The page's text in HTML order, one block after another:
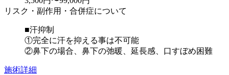
リスク・副作用・合併症について
■汗抑制
①完全に汗を抑える事は不可能
②鼻下の場合、鼻下の弛暖、延長感、口すぼめ困難
施術詳細